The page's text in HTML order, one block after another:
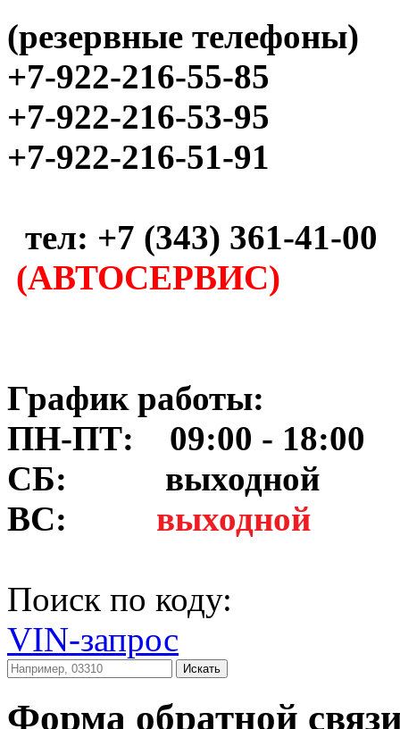
(резервные телефоны)
+7-922-216-55-85
+7-922-216-53-95
+7-922-216-51-91
тел: +7 (343) 361-41-00
(АВТОСЕРВИС)
График работы:
ПН-ПТ: 09:00 - 18:00
СБ:
выходной
ВС: выходной
Поиск по коду:
VIN-запрос
Искать
Форма обратной